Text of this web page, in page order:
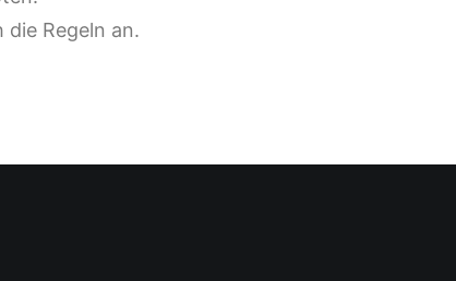
Regeln an.